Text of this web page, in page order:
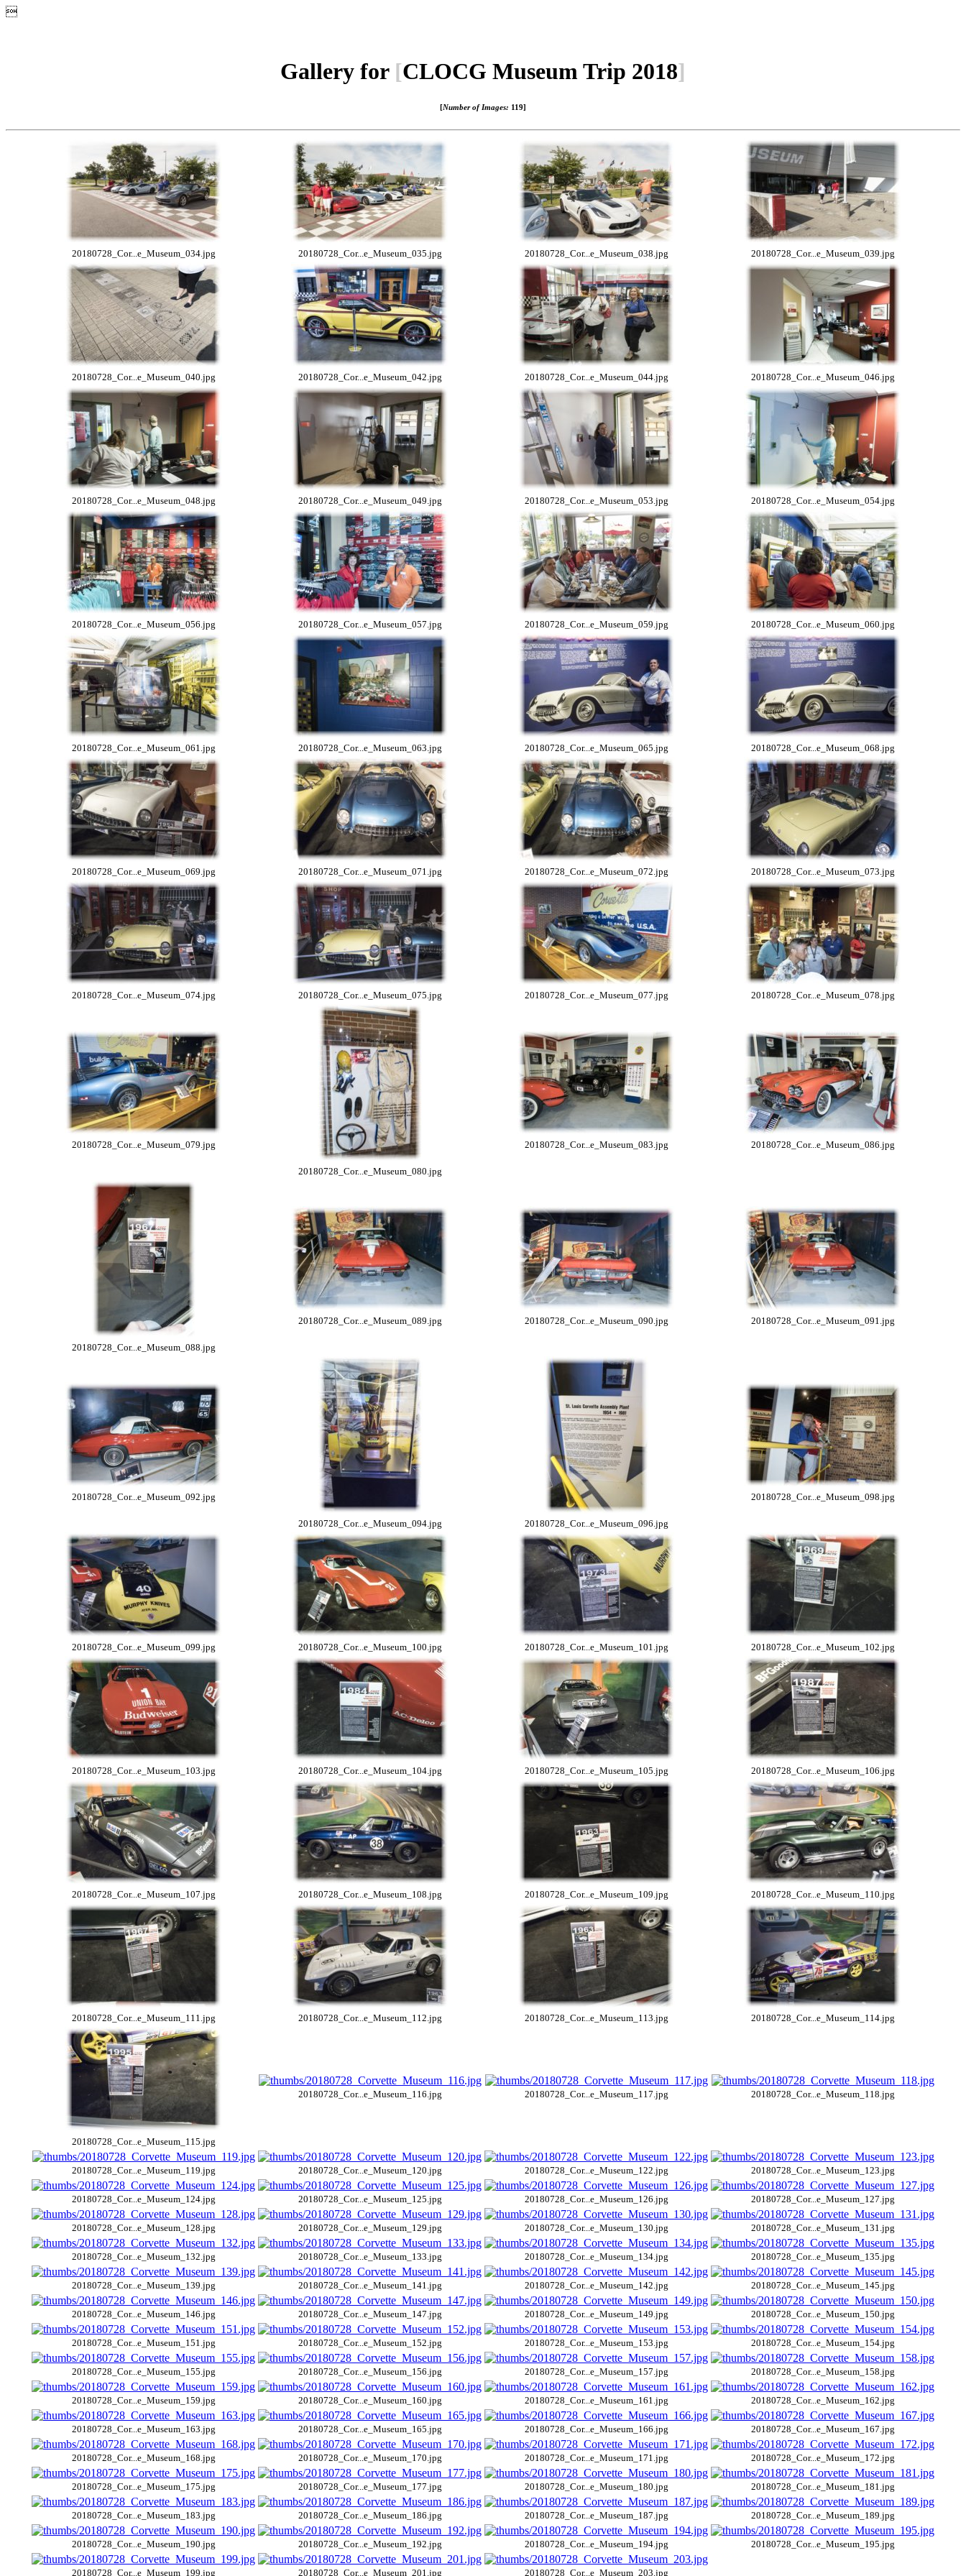

Gallery for [CLOCG Museum Trip 2018]
[Number of Images: 119]
20180728_Cor...e_Museum_034.jpg 20180728_Cor...e_Museum_035.jpg 20180728_Cor...e_Museum_038.jpg 20180728_Cor...e_Museum_039.jpg
20180728_Cor...e_Museum_040.jpg 20180728_Cor...e_Museum_042.jpg 20180728_Cor...e_Museum_044.jpg 20180728_Cor...e_Museum_046.jpg
20180728_Cor...e_Museum_048.jpg 20180728_Cor...e_Museum_049.jpg 20180728_Cor...e_Museum_053.jpg 20180728_Cor...e_Museum_054.jpg
20180728_Cor...e_Museum_056.jpg 20180728_Cor...e_Museum_057.jpg 20180728_Cor...e_Museum_059.jpg 20180728_Cor...e_Museum_060.jpg
20180728_Cor...e_Museum_061.jpg 20180728_Cor...e_Museum_063.jpg 20180728_Cor...e_Museum_065.jpg 20180728_Cor...e_Museum_068.jpg
20180728_Cor...e_Museum_069.jpg 20180728_Cor...e_Museum_071.jpg 20180728_Cor...e_Museum_072.jpg 20180728_Cor...e_Museum_073.jpg
20180728_Cor...e_Museum_074.jpg 20180728_Cor...e_Museum_075.jpg 20180728_Cor...e_Museum_077.jpg 20180728_Cor...e_Museum_078.jpg
20180728_Cor...e_Museum_079.jpg
20180728_Cor...e_Museum_080.jpg
20180728_Cor...e_Museum_083.jpg 20180728_Cor...e_Museum_086.jpg
20180728_Cor...e_Museum_088.jpg
20180728_Cor...e_Museum_089.jpg 20180728_Cor...e_Museum_090.jpg 20180728_Cor...e_Museum_091.jpg
20180728_Cor...e_Museum_092.jpg
20180728_Cor...e_Museum_094.jpg 20180728_Cor...e_Museum_096.jpg
20180728_Cor...e_Museum_098.jpg
20180728_Cor...e_Museum_099.jpg 20180728_Cor...e_Museum_100.jpg 20180728_Cor...e_Museum_101.jpg 20180728_Cor...e_Museum_102.jpg
20180728_Cor...e_Museum_103.jpg 20180728_Cor...e_Museum_104.jpg 20180728_Cor...e_Museum_105.jpg 20180728_Cor...e_Museum_106.jpg
20180728_Cor...e_Museum_107.jpg 20180728_Cor...e_Museum_108.jpg 20180728_Cor...e_Museum_109.jpg 20180728_Cor...e_Museum_110.jpg
20180728_Cor...e_Museum_111.jpg 20180728_Cor...e_Museum_112.jpg 20180728_Cor...e_Museum_113.jpg 20180728_Cor...e_Museum_114.jpg
20180728_Cor...e_Museum_115.jpg
20180728_Cor...e_Museum_116.jpg 20180728_Cor...e_Museum_117.jpg 20180728_Cor...e_Museum_118.jpg
20180728_Cor...e_Museum_119.jpg 20180728_Cor...e_Museum_120.jpg 20180728_Cor...e_Museum_122.jpg 20180728_Cor...e_Museum_123.jpg
20180728_Cor...e_Museum_124.jpg 20180728_Cor...e_Museum_125.jpg 20180728_Cor...e_Museum_126.jpg 20180728_Cor...e_Museum_127.jpg
20180728_Cor...e_Museum_128.jpg 20180728_Cor...e_Museum_129.jpg 20180728_Cor...e_Museum_130.jpg 20180728_Cor...e_Museum_131.jpg
20180728_Cor...e_Museum_132.jpg 20180728_Cor...e_Museum_133.jpg 20180728_Cor...e_Museum_134.jpg 20180728_Cor...e_Museum_135.jpg
20180728_Cor...e_Museum_139.jpg 20180728_Cor...e_Museum_141.jpg 20180728_Cor...e_Museum_142.jpg 20180728_Cor...e_Museum_145.jpg
20180728_Cor...e_Museum_146.jpg 20180728_Cor...e_Museum_147.jpg 20180728_Cor...e_Museum_149.jpg 20180728_Cor...e_Museum_150.jpg
20180728_Cor...e_Museum_151.jpg 20180728_Cor...e_Museum_152.jpg 20180728_Cor...e_Museum_153.jpg 20180728_Cor...e_Museum_154.jpg
20180728_Cor...e_Museum_155.jpg 20180728_Cor...e_Museum_156.jpg 20180728_Cor...e_Museum_157.jpg 20180728_Cor...e_Museum_158.jpg
20180728_Cor...e_Museum_159.jpg 20180728_Cor...e_Museum_160.jpg 20180728_Cor...e_Museum_161.jpg 20180728_Cor...e_Museum_162.jpg
20180728_Cor...e_Museum_163.jpg 20180728_Cor...e_Museum_165.jpg 20180728_Cor...e_Museum_166.jpg 20180728_Cor...e_Museum_167.jpg
20180728_Cor...e_Museum_168.jpg 20180728_Cor...e_Museum_170.jpg 20180728_Cor...e_Museum_171.jpg 20180728_Cor...e_Museum_172.jpg
20180728_Cor...e_Museum_175.jpg 20180728_Cor...e_Museum_177.jpg 20180728_Cor...e_Museum_180.jpg 20180728_Cor...e_Museum_181.jpg
20180728_Cor...e_Museum_183.jpg 20180728_Cor...e_Museum_186.jpg 20180728_Cor...e_Museum_187.jpg 20180728_Cor...e_Museum_189.jpg
20180728_Cor...e_Museum_190.jpg 20180728_Cor...e_Museum_192.jpg 20180728_Cor...e_Museum_194.jpg 20180728_Cor...e_Museum_195.jpg
20180728_Cor...e_Museum_199.jpg 20180728_Cor...e_Museum_201.jpg 20180728_Cor...e_Museum_203.jpg